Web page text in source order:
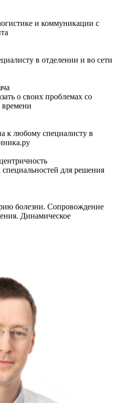
и коммуникации с
в отделении и во сети
о своих проблемах со
времени
к любому специалисту в
для решения
болезни. Сопровождение
Динамическое